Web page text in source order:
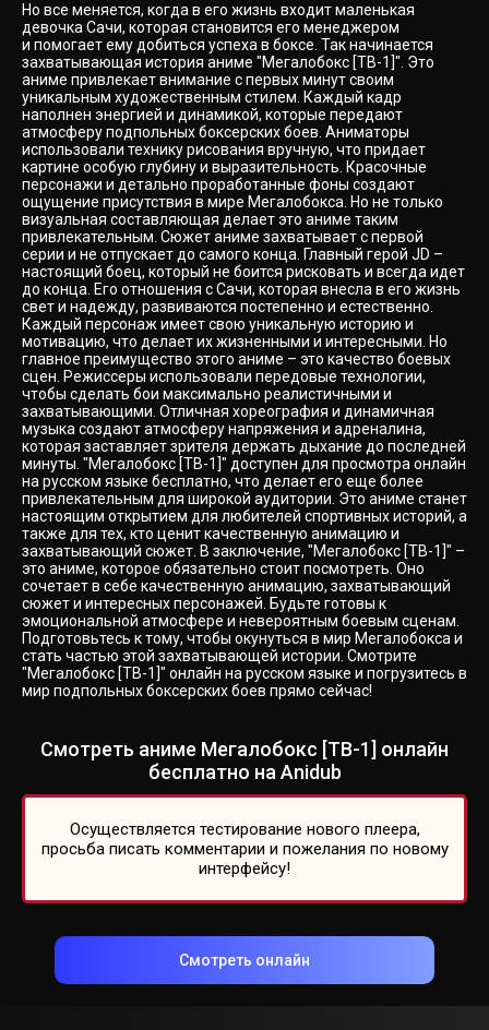
Но все меняется, когда в его жизнь входит маленькая
девочка Сачи, которая становится его менеджером
и помогает ему добиться успеха в боксе. Так начинается
захватывающая история аниме "Мегалобокс [ТВ-1]". Это
аниме привлекает внимание с первых минут своим
уникальным художественным стилем. Каждый кадр
наполнен энергией и динамикой, которые передают
атмосферу подпольных боксерских боев. Аниматоры
использовали технику рисования вручную, что придает
картине особую глубину и выразительность. Красочные
персонажи и детально проработанные фоны создают
ощущение присутствия в мире Мегалобокса. Но не только
визуальная составляющая делает это аниме таким
привлекательным. Сюжет аниме захватывает с первой
серии и не отпускает до самого конца. Главный герой JD –
настоящий боец, который не боится рисковать и всегда идет
до конца. Его отношения с Сачи, которая внесла в его жизнь
свет и надежду, развиваются постепенно и естественно.
Каждый персонаж имеет свою уникальную историю и
мотивацию, что делает их жизненными и интересными. Но
главное преимущество этого аниме – это качество боевых
сцен. Режиссеры использовали передовые технологии,
чтобы сделать бои максимально реалистичными и
захватывающими. Отличная хореография и динамичная
музыка создают атмосферу напряжения и адреналина,
которая заставляет зрителя держать дыхание до последней
минуты. "Мегалобокс [ТВ-1]" доступен для просмотра онлайн
на русском языке бесплатно, что делает его еще более
привлекательным для широкой аудитории. Это аниме станет
настоящим открытием для любителей спортивных историй, а
также для тех, кто ценит качественную анимацию и
захватывающий сюжет. В заключение, "Мегалобокс [ТВ-1]" –
это аниме, которое обязательно стоит посмотреть. Оно
сочетает в себе качественную анимацию, захватывающий
сюжет и интересных персонажей. Будьте готовы к
эмоциональной атмосфере и невероятным боевым сценам.
Подготовьтесь к тому, чтобы окунуться в мир Мегалобокса и
стать частью этой захватывающей истории. Смотрите
"Мегалобокс [ТВ-1]" онлайн на русском языке и погрузитесь в
мир подпольных боксерских боев прямо сейчас!
Смотреть аниме Мегалобокс [ТВ-1] онлайн
бесплатно на Anidub
Осуществляется тестирование нового плеера,
просьба писать комментарии и пожелания по новому
интерфейсу!
Смотреть онлайн